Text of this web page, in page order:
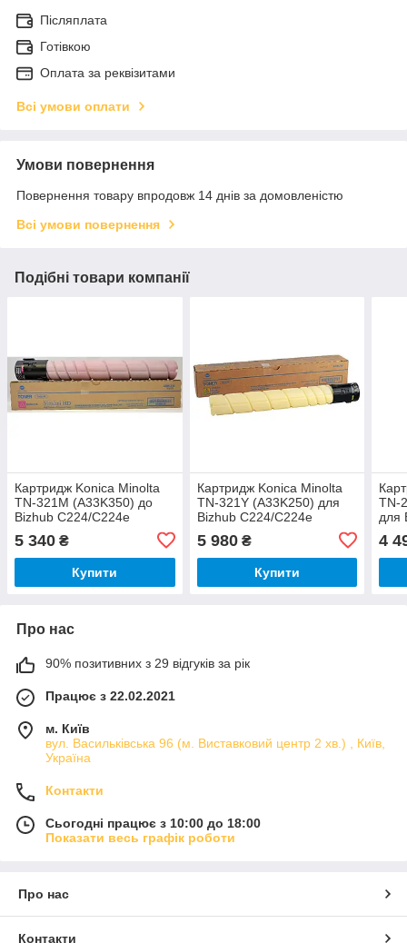
Післяплата
Готівкою
Оплата за реквізитами
Всі умови оплати
Умови повернення
Повернення товару впродовж 14 днів за домовленістю
Всі умови повернення
Подібні товари компанії
Картридж Konica Minolta
TN-321M (A33K350) до
Bizhub C224/C224e
C284/C284e C364/C364e
5 340 ₴
Купити
Картридж Konica Minolta
TN-321Y (A33K250) для
Bizhub C224/C224e
C284/C284e C364/C364e
5 980₴
Купити
TN-
для
4
Про нас
90% позитивних з 29 відгуків за рік
Працює з 22.02.2021
м. Київ
вул. Васильківська 96 (м. Виставковий центр 2 хв.) , Київ,
Україна
Контакти
Сьогодні працює з 10:00 до 18:00
Показати весь графік роботи
Про нас
Контакти